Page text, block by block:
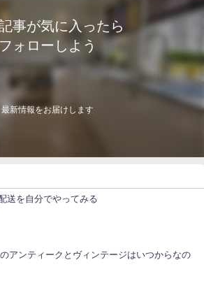
事が気に入ったら
フォローしよう
最新情報をお届けします
送を自分でやってみる
アンティークとヴィンテージはいつからなの